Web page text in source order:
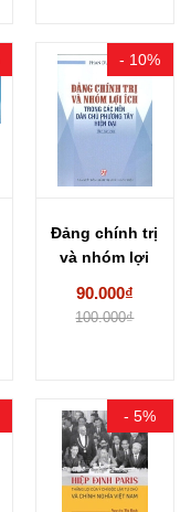
- 10%
Đảng chính trị
và nhóm lợi
90.000₫
100.000₫
- 5%